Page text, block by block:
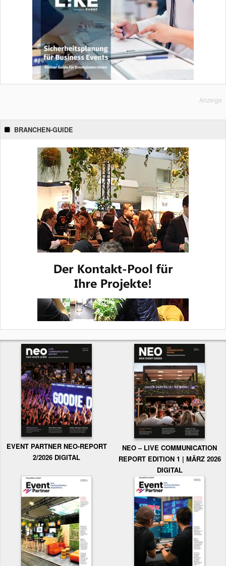
Anzeige
BRANCHEN-GUIDE
EVENT PARTNER NEO-REPORT
2/2026 DIGITAL
NEO – LIVE COMMUNICATION
REPORT EDITION 1 | MÄRZ 2026
DIGITAL